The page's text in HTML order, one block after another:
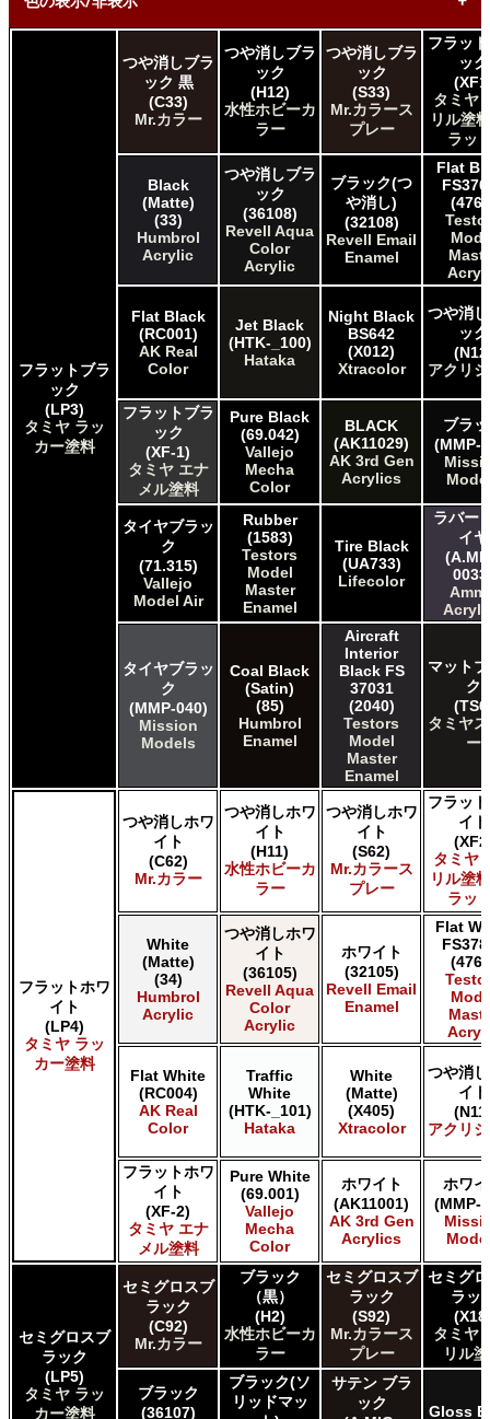
* ボックスをオン/オフにして、同等の色を見つけやすくしま
Uncheck ALL
AK INTERACTIVE AK 3rd Gen Acrylics
AK INTERACTIVE AK Acrylics
AK INTERACTIVE AK Real Color
ALCLAD II ALCLAD II
AMMO by Mig Jimenez Ammo Acrylics
Acrylicos Vallejo Vallejo Game Air
Acrylicos Vallejo Vallejo Game Color
Acrylicos Vallejo Vallejo Liquid Gold
Acrylicos Vallejo Vallejo Mecha Color
Acrylicos Vallejo Vallejo Metal Color
Acrylicos Vallejo Vallejo Model Air
Acrylicos Vallejo Vallejo Model Color
Acrylicos Vallejo Vallejo Panzer Aces
Citadel Colour Citadel
E7 Paints E7 Paints
HATAKA HOBBY Hataka
Humbrol - Hornby Hobbies Humbrol Acrylic
Humbrol of Hornby Hobbies Humbrol Enamel
Italeri Italeri
Lifecolor Lifecolor
Mission Models Mission Models
Revell of Germany Revell Aqua Color Acrylic
Revell of Germany Revell Email Enamel
Testors of Rust-Oleum Group Testors Model Master
Testors of Rust-Oleum Group Testors Model Master
The Scale Modellers Supply SMS
Xtracolor Xtracolor
ガイアノーツ ガイアカラー
タミヤ タミヤ アクリル塗料
タミヤ タミヤ アクリル塗料 (フラット)
タミヤ タミヤ エアーモデルスプレー
タミヤ タミヤ エナメル塗料
タミヤ タミヤ トップコート/サーフェイサー/プライマー
タミヤ タミヤ ラッカー塗料
タミヤ タミヤスプレー
タミヤ タミヤスプレー
ＧＳＩクレオス Mr.カラー
ＧＳＩクレオス Mr.カラー GX
ＧＳＩクレオス Mr.カラー 色ノ源
ＧＳＩクレオス Mr.カラー スーパーメタリック
ＧＳＩクレオス Mr.カラー スーパーメタリック 2
ＧＳＩクレオス Mr.カラースプレー
ＧＳＩクレオス Mr.クリアカラーGX
ＧＳＩクレオス Mr.クリスタルカラー
ＧＳＩクレオス Mr.サーフェイサー/プライマー
ＧＳＩクレオス Mr.トップコート
ＧＳＩクレオス Mr.メタリックカラーGX
ＧＳＩクレオス Mr.メタルカラー
ＧＳＩクレオス アクリジョン
ＧＳＩクレオス ガンダムカラー
ＧＳＩクレオス ガンダムカラースプレー
ＧＳＩクレオス ガンダムマーカー
ＧＳＩクレオス 水性ホビーカラー
フラットブラ
ック
(LP3)
タミヤ ラッ
カー塗料
つや消しブラ
ック 黒
(C33)
Mr.カラー
つや消しブラ
ック
(H12)
水性ホビーカ
ラー
つや消しブラ
ック
(S33)
Mr.カラース
プレー
フラッ
ック
タミヤ
リル塗
ラッ
Black
(Matte)
(33)
Humbrol
Acrylic
つや消しブラ
ック
(36108)
Revell Aqua
Color
Acrylic
ブラック(つ
や消し)
(32108)
Revell Email
Enamel
Flat
Flat Black
(RC001)
AK Real
Color
Jet Black
(HTK-_100)
Hataka
Night Black
BS642
(X012)
Xtracolor
つや消
ック
アクリ
フラットブラ
ック
(XF-1)
タミヤ エナ
メル塗料
Pure Black
(69.042)
Vallejo
Mecha
Color
BLACK
(AK11029)
AK 3rd Gen
Acrylics
ブラ
(MMP-
タイヤブラッ
ク
(71.315)
Vallejo
Model Air
Rubber
(1583)
Testors
Model
Master
Enamel
Tire Black
(UA733)
Lifecolor
ラバー
イヤ
タイヤブラッ
ク
(MMP-040)
Mission
Models
Coal Black
(Satin)
(85)
Humbrol
Enamel
Aircraft
Interior
Black FS
37031
(2040)
Testors
Model
Master
Enamel
マット
ク
タミヤ
ー
フラットホワ
イト
(LP4)
タミヤ ラッ
カー塗料
つや消しホワ
イト
(C62)
Mr.カラー
つや消しホワ
イト
(H11)
水性ホビーカ
ラー
つや消しホワ
イト
(S62)
Mr.カラース
プレー
フラッ
イト
タミヤ
リル塗
ラッ
White
(Matte)
(34)
Humbrol
Acrylic
つや消しホワ
イト
(36105)
Revell Aqua
Color
Acrylic
ホワイト
(32105)
Revell Email
Enamel
Flat
Flat White
(RC004)
AK Real
Color
Traffic
White
(HTK-_101)
Hataka
White
(Matte)
(X405)
Xtracolor
つや消
イト
アクリ
フラットホワ
イト
(XF-2)
タミヤ エナ
メル塗料
Pure White
(69.001)
Vallejo
Mecha
Color
ホワイト
(AK11001)
AK 3rd Gen
Acrylics
ホワ
(MMP-
セミグロスブ
ラック
(LP5)
タミヤ ラッ
カー塗料
セミグロスブ
ラック
(C92)
Mr.カラー
ブラック
（黒）
(H2)
水性ホビーカ
ラー
セミグロスブ
ラック
(S92)
Mr.カラース
プレー
セミグ
ラッ
タミヤ
リル
ブラック
(36107)
ブラック(ソ
リッドマッ
サテン ブラ
ック
Gloss